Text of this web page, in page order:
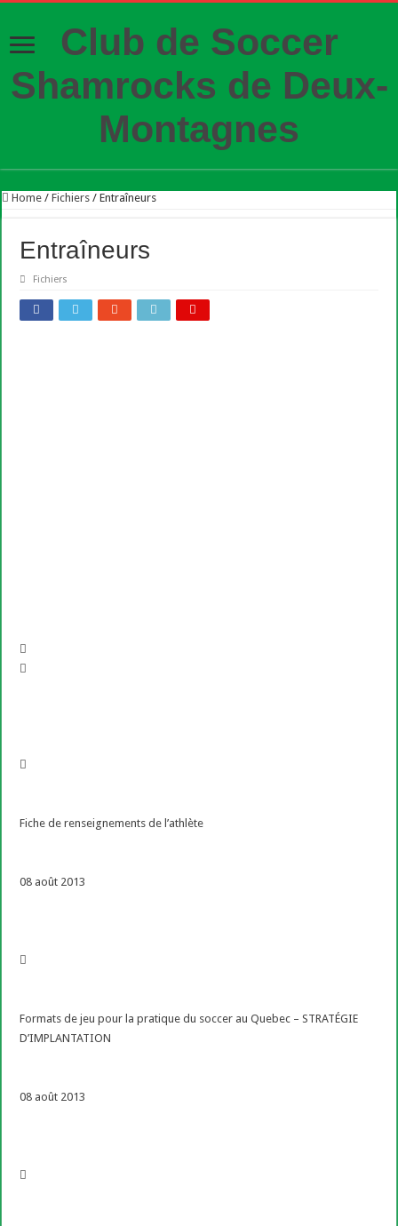
Club de Soccer
Shamrocks de Deux-
Montagnes
Home / Fichiers / Entraîneurs
Entraîneurs
Fichiers
Fiche de renseignements de l’athlète
08 août 2013
Formats de jeu pour la pratique du soccer au Quebec – STRATÉGIE
D’IMPLANTATION
08 août 2013